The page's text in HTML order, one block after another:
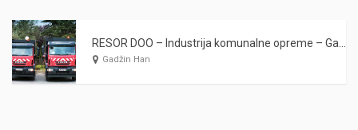
Gadžin Han